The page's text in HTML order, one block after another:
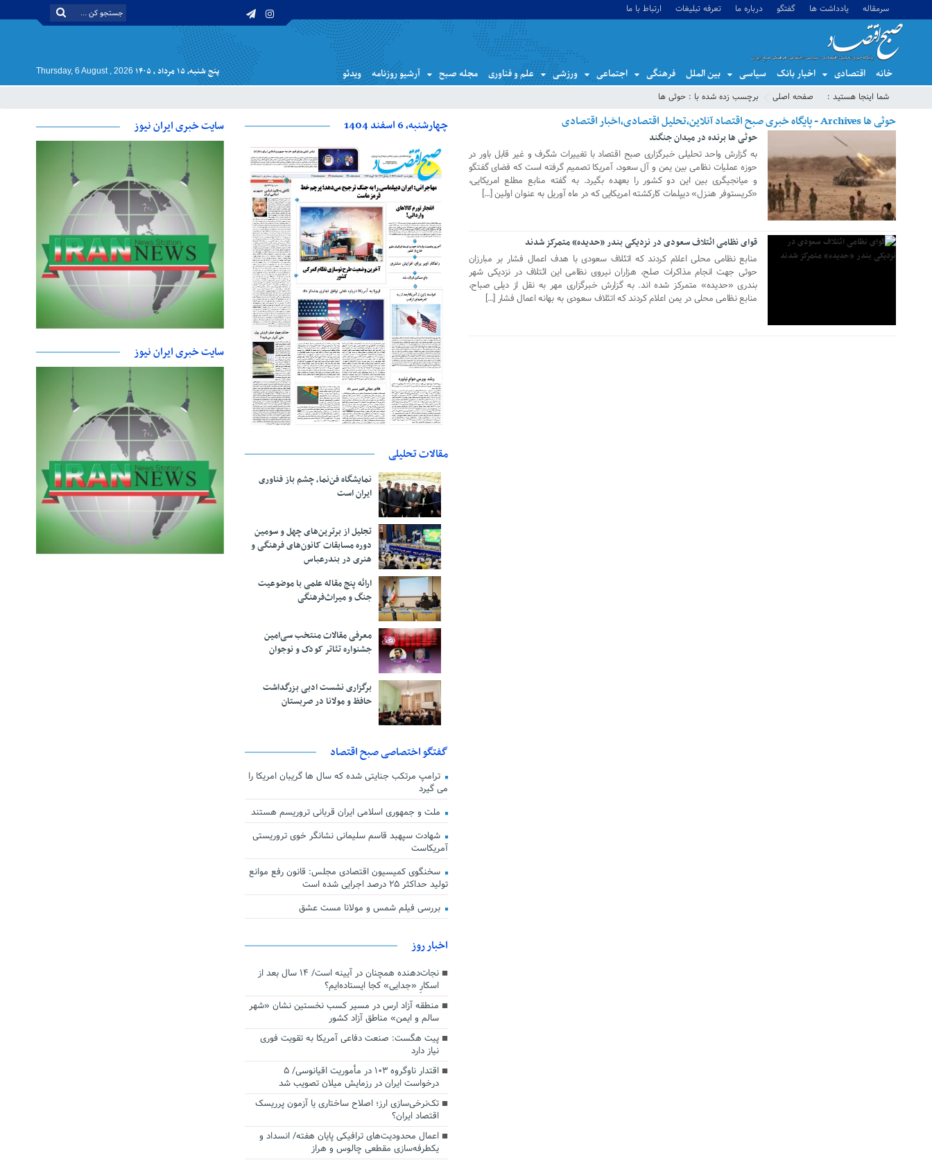
سرمقاله یادداشت ها گفتگو درباره ما تعرفه تبلیغات ارتباط با ما
خانه اقتصادی اخبار بانک سیاسی بین الملل فرهنگی اجتماعی ورزشی علم و فناوری مجله صبح آرشیو روزنامه ویدئو پنج شنبه, ۱۵ مرداد , ۱۴۰۵ Thursday, 6 August , 2026
شما اینجا هستید : صفحه اصلی برچسب زده شده با : حوثی ها
حوثی ها Archives - پایگاه خبری صبح اقتصاد آنلاین،تحلیل اقتصادی،اخبار اقتصادی
حوثی ها برنده در میدان جنگند
به گزارش واحد تحلیلی خبرگزاری صبح اقتصاد با تغییرات شگرف و غیر قابل باور در
حوزه عملیات نظامی بین یمن و آل سعود، آمریکا تصمیم گرفته است که فضای گفتگو
و میانجیگری بین این دو کشور را بعهده بگیرد. به گفته منابع مطلع امریکایی،
«کریستوفر هنزل» دیپلمات کارکشته امریکایی که در ماه آوریل به عنوان اولین […]
01 نوامبر 2018
قوای نظامی ائتلاف سعودی در نزدیکی بندر «حدیده» متمرکز شدند
منابع نظامی محلی اعلام کردند که اتئلاف سعودی با هدف اعمال فشار بر مبارزان
حوثی جهت انجام مذاکرات صلح، هزاران نیروی نظامی این ائتلاف در نزدیکی شهر
بندری «حدیده» متمرکز شده اند. به گزارش خبرگزاری مهر به نقل از دیلی صباح،
منابع نظامی محلی در یمن اعلام کردند که اتئلاف سعودی به بهانه اعمال فشار […]
چهارشنبه، 6 اسفند 1404
مقالات تحلیلی
نمایشگاه فن‌نما، چشم باز فناوری
ایران است
تجلیل از بر‌ترین‌های چهل و سومین
دوره مسابقات کانون‌های فرهنگی و
هنری در بندرعباس
ارائه پنج مقاله علمی با موضوعیت
جنگ و میراث‌فرهنگی
معرفی مقالات منتخب سی‌امین
جشنواره تئاتر کودک و نوجوان
برگزاری نشست ادبی بزرگداشت
حافظ و مولانا در صربستان
گفتگو اختصاصی صبح اقتصاد
ترامپ مرتکب جنایتی شده که سال ها گریبان امریکا را
می گیرد
ملت و جمهوری اسلامی ایران قربانی تروریسم هستند
شهادت سپهبد قاسم سلیمانی نشانگر خوی تروریستی
آمریکاست
سخنگوی کمیسیون اقتصادی مجلس: قانون رفع موانع
تولید حداکثر ۲۵ درصد اجرایی شده است
بررسی فیلم شمس و مولانا مست عشق
اخبار روز
نجات‌دهنده‌ همچنان در آیینه است/ ۱۴ سال بعد از
اسکارِ «جدایی» کجا ایستاده‌ایم؟
منطقه آزاد ارس در مسیر کسب نخستین نشان «شهر
سالم و ایمن» مناطق آزاد کشور
پیت هگست: صنعت دفاعی آمریکا به تقویت فوری
نیاز دارد
اقتدار ناوگروه ۱۰۳ در مأموریت‌ اقیانوسی/ ۵
درخواست ایران در رزمایش میلان تصویب شد
تک‌نرخی‌سازی ارز؛ اصلاح ساختاری یا آزمون پرریسک
اقتصاد ایران؟
اعمال محدودیت‌های ترافیکی پایان هفته/ انسداد و
یکطرفه‌سازی مقطعی چالوس و هراز
سایت خبری ایران نیوز
سایت خبری ایران نیوز